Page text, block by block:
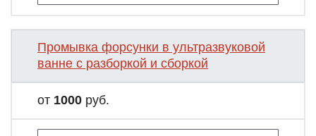
Промывка форсунки в ультразвуковой
ванне с разборкой и сборкой
от 1000 руб.